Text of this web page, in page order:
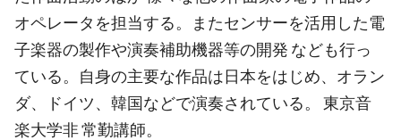
オペレータを担当する。またセンサーを活用した電
子楽器の製作や演奏補助機器等の開発 なども行っ
ている。自身の主要な作品は日本をはじめ、オラン
ダ、ドイツ、韓国などで演奏されている。 東京音
楽大学非 常勤講師。